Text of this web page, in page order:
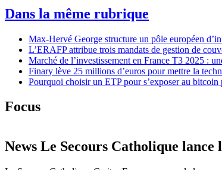
Dans la même rubrique
Max-Hervé George structure un pôle européen
L’ERAFP attribue trois mandats de gestion de
Marché de l’investissement en France T3 2025 :
Finary lève 25 millions d’euros pour mettre la
Pourquoi choisir un ETP pour s’exposer au
Focus
News Le Secours Catholique lance